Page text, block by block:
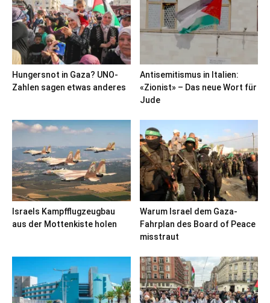
Hungersnot in Gaza? UNO-
Zahlen sagen etwas anderes
Antisemitismus in Italien:
«Zionist» – Das neue Wort für
Jude
Israels Kampfflugzeugbau
aus der Mottenkiste holen
Warum Israel dem Gaza-
Fahrplan des Board of Peace
misstraut